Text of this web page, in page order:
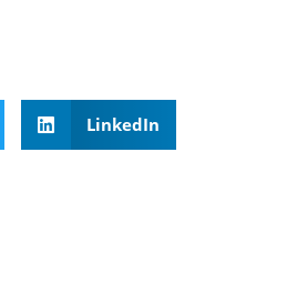
LinkedIn